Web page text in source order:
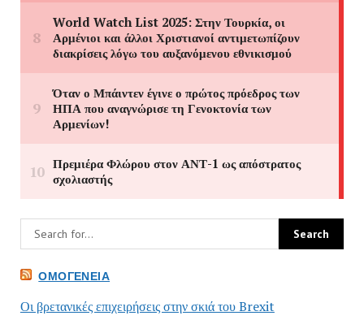
ΟΜΟΓΈΝΕΙΑ
Οι βρετανικές επιχειρήσεις στην σκιά του Brexit